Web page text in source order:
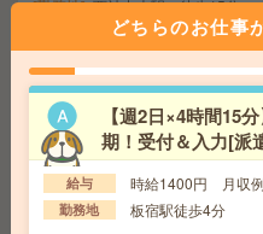
勤務地 西神中央駅～徒歩15分
＼高時給1450円×車通勤OK
干＊50代活躍中[派遣]
給 与 時給1450円＋交
交通費 ◆交通費支給※当社規定あ
勤務地 山陽電鉄網干線 山陽網干
どちらのお仕事
【週2日×4時間15
期！受付＆入力[派
給与 時給1400円 月収
勤務地 板宿駅徒歩4分